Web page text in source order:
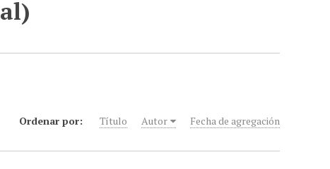
Ordenar por: Título Autor Fecha de agregación